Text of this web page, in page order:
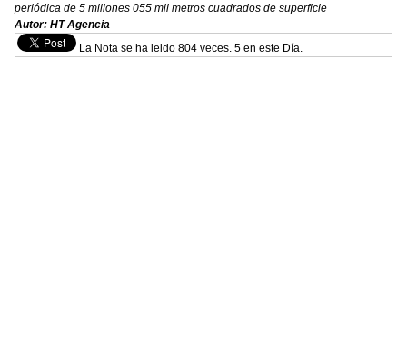
periódica de 5 millones 055 mil metros cuadrados de superficie
Autor: HT Agencia
La Nota se ha leido 804 veces. 5 en este Día.